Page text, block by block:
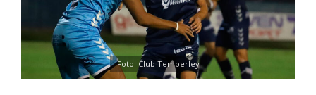
Foto: Club Temperley